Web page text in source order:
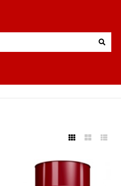
Petrol Ofisi MaxiGear 90 15